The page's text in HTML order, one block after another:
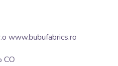
www.bubufabrics.ro
CO